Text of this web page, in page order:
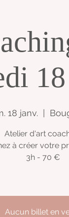
18 janv.
Atelier d'art
à créer votre
3h - 70 €
Aucun billet en